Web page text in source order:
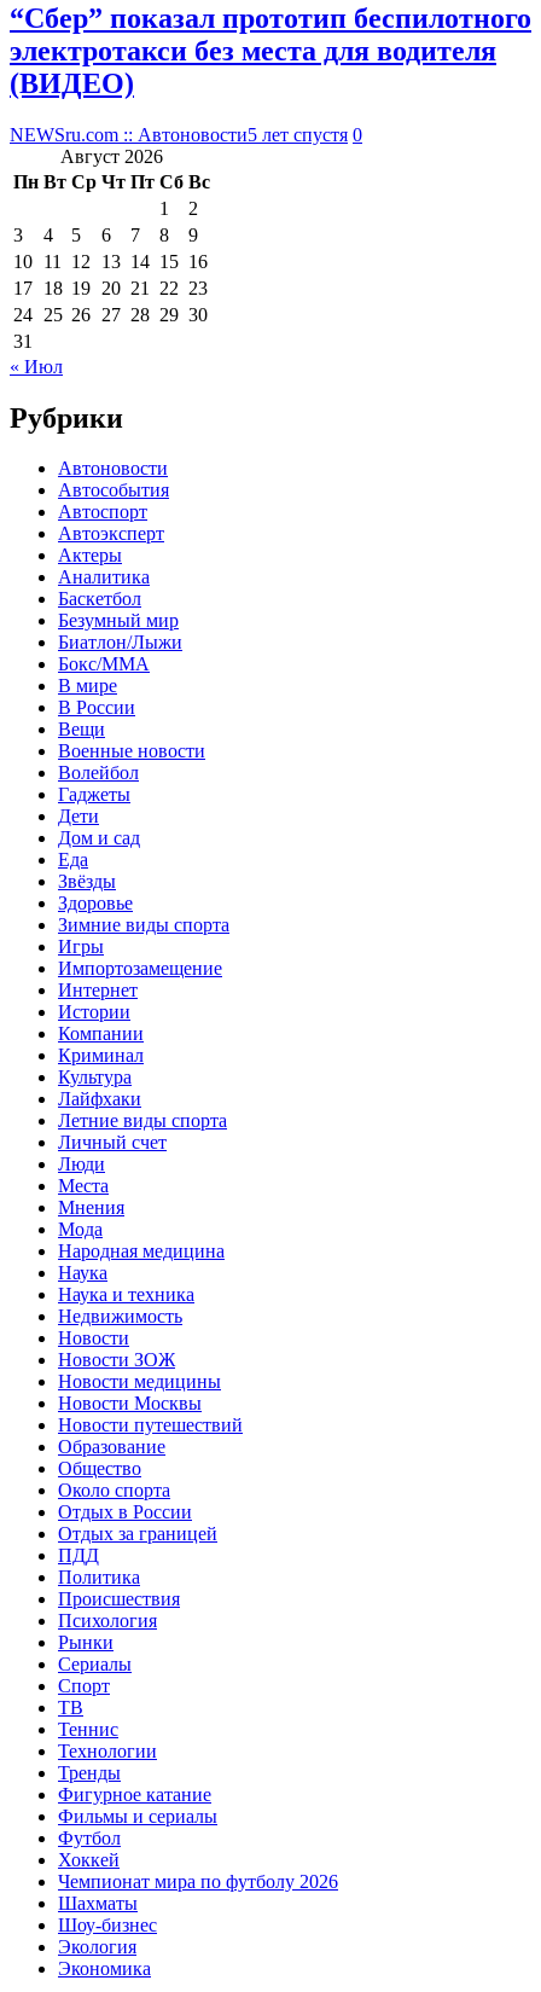
“Сбер” показал прототип беспилотного
электротакси без места для водителя
(ВИДЕО)
NEWSru.com :: Автоновости5 лет спустя 0
Август 2026
Пн Вт Ср Чт Пт Сб Вс
1
2
3
4 5 6 7 8
9
10 11 12 13 14 15 16
17 18 19 20 21 22 23
24 25 26 27 28 29 30
31
« Июл
Рубрики
Автоновости
Автособытия
Автоспорт
Автоэксперт
Актеры
Аналитика
Баскетбол
Безумный мир
Биатлон/Лыжи
Бокс/MMA
В мире
В России
Вещи
Военные новости
Волейбол
Гаджеты
Дети
Дом и сад
Еда
Звёзды
Здоровье
Зимние виды спорта
Игры
Импортозамещение
Интернет
Истории
Компании
Криминал
Культура
Лайфхаки
Летние виды спорта
Личный счет
Люди
Места
Мнения
Мода
Народная медицина
Наука
Наука и техника
Недвижимость
Новости
Новости ЗОЖ
Новости медицины
Новости Москвы
Новости путешествий
Образование
Общество
Около спорта
Отдых в России
Отдых за границей
ПДД
Политика
Происшествия
Психология
Рынки
Сериалы
Спорт
ТВ
Теннис
Технологии
Тренды
Фигурное катание
Фильмы и сериалы
Футбол
Хоккей
Чемпионат мира по футболу 2026
Шахматы
Шоу-бизнес
Экология
Экономика